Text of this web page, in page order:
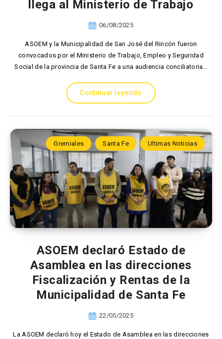
llega al Ministerio de Trabajo
06/08/2025
ASOEM y la Municipalidad de San José del Rincón fueron
convocados por el Ministerio de Trabajo, Empleo y Seguridad
Social de la provincia de Santa Fe a una audiencia conciliatoria…
Continuar leyendo
Gremiales Santa Fe Ultimas Noticias
ASOEM declaró Estado de
Asamblea en las direcciones
Fiscalización y Rentas de la
Municipalidad de Santa Fe
22/05/2025
La ASOEM declaró hoy el Estado de Asamblea en las direcciones